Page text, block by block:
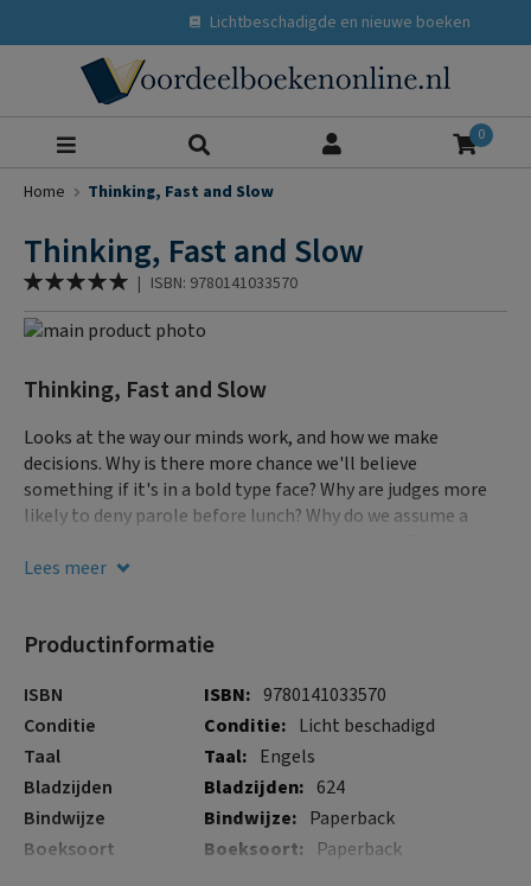
Lichtbeschadigde en nieuwe boeken
0
Home Thinking, Fast and Slow
Thinking, Fast and Slow
Waardering:
% of
| ISBN: 9780141033570
Ga
het
van
de
afbeeldingen-
gallerij
naar
begin
van
de
afbeeldingen-
Thinking, Fast and Slow
Looks at the way our minds work, and how we make
decisions. Why is there more chance we'll believe
something if it's in a bold type face? Why are judges more
likely to deny parole before lunch? Why do we assume a
enables to you make better decisions at work, at home, and
Lees meer
Productinformatie
Meer
informatie
ISBN
9780141033570
Conditie
Licht beschadigd
Taal
Engels
Bladzijden
624
Bindwijze
Paperback
Boeksoort
Paperback